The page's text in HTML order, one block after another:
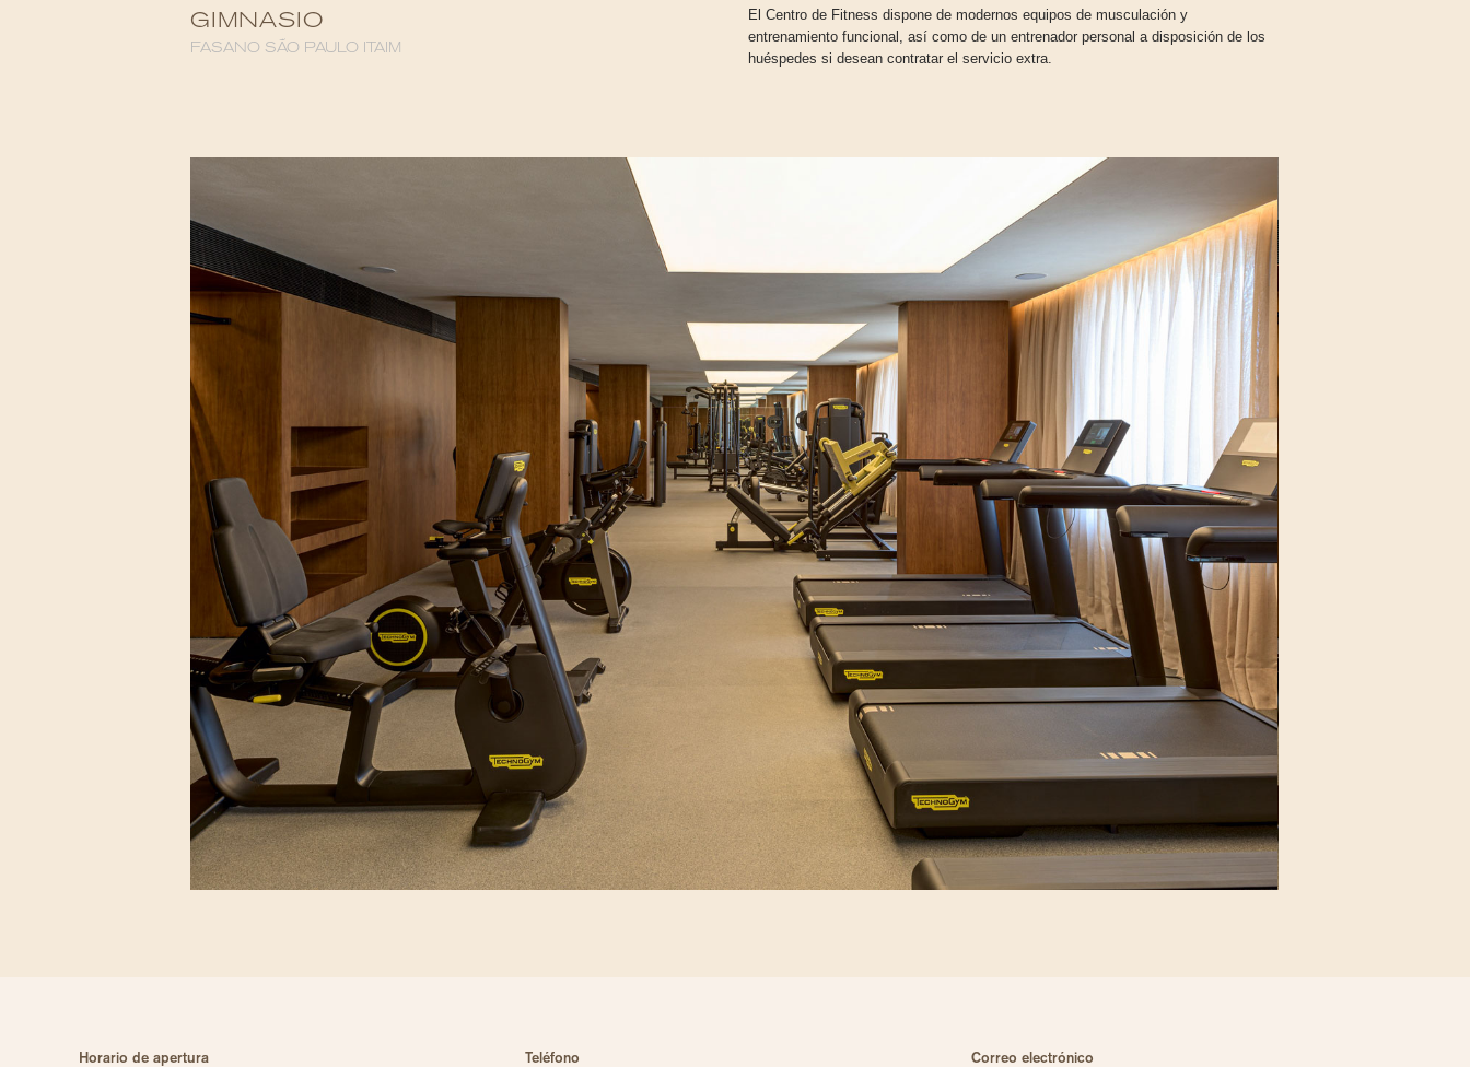
GIMNASIO
FASANO SÃO PAULO ITAIM
El Centro de Fitness dispone de modernos equipos de musculación y
entrenamiento funcional, así como de un entrenador personal a disposición de los
huéspedes si desean contratar el servicio extra.
Horario de apertura Teléfono Correo electrónico